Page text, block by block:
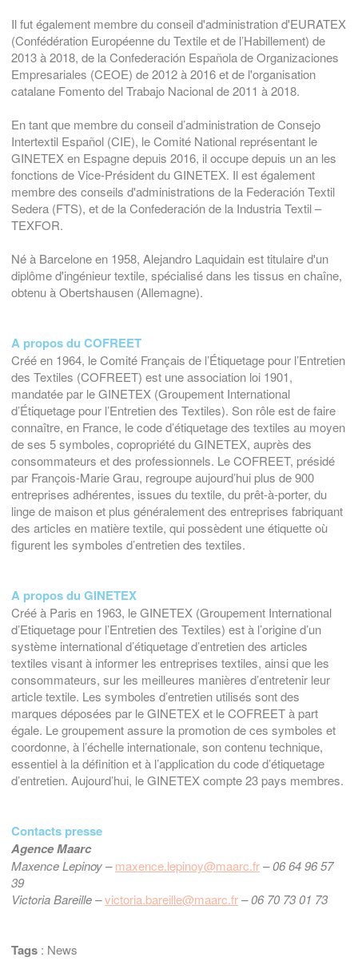
Il fut également membre du conseil d'administration d'EURATEX
(Confédération Européenne du Textile et de l’Habillement) de
2013 à 2018, de la Confederación Española de Organizaciones
Empresariales (CEOE) de 2012 à 2016 et de l'organisation
catalane Fomento del Trabajo Nacional de 2011 à 2018.
En tant que membre du conseil d’administration de Consejo
Intertextil Español (CIE), le Comité National représentant le
GINETEX en Espagne depuis 2016, il occupe depuis un an les
fonctions de Vice-Président du GINETEX. Il est également
membre des conseils d'administrations de la Federación Textil
Sedera (FTS), et de la Confederación de la Industria Textil –
TEXFOR.
Né à Barcelone en 1958, Alejandro Laquidain est titulaire d'un
diplôme d'ingénieur textile, spécialisé dans les tissus en chaîne,
obtenu à Obertshausen (Allemagne).
A propos du COFREET
Créé en 1964, le Comité Français de l’Étiquetage pour l’Entretien
des Textiles (COFREET) est une association loi 1901,
mandatée par le GINETEX (Groupement International
d’Étiquetage pour l’Entretien des Textiles). Son rôle est de faire
connaître, en France, le code d’étiquetage des textiles au moyen
de ses 5 symboles, copropriété du GINETEX, auprès des
consommateurs et des professionnels. Le COFREET, présidé
par François-Marie Grau, regroupe aujourd’hui plus de 900
entreprises adhérentes, issues du textile, du prêt-à-porter, du
linge de maison et plus généralement des entreprises fabriquant
des articles en matière textile, qui possèdent une étiquette où
figurent les symboles d’entretien des textiles.
A propos du GINETEX
Créé à Paris en 1963, le GINETEX (Groupement International
d’Etiquetage pour l’Entretien des Textiles) est à l’origine d’un
système international d’étiquetage d’entretien des articles
textiles visant à informer les entreprises textiles, ainsi que les
consommateurs, sur les meilleures manières d’entretenir leur
article textile. Les symboles d’entretien utilisés sont des
marques déposées par le GINETEX et le COFREET à part
égale. Le groupement assure la promotion de ces symboles et
coordonne, à l’échelle internationale, son contenu technique,
essentiel à la définition et à l’application du code d’étiquetage
d’entretien. Aujourd’hui, le GINETEX compte 23 pays membres.
Contacts presse
Agence Maarc
Maxence Lepinoy –maxence.lepinoy@maarc.fr– 06 64 96 57
39
Victoria Bareille –victoria.bareille@maarc.fr– 06 70 73 01 73
Tags : News